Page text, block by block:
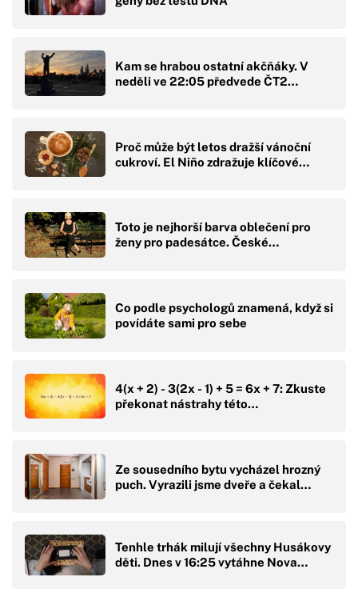
Kam se hrabou ostatní akčňáky. V
neděli ve 22:05 předvede ČT2…
Proč může být letos dražší vánoční
cukroví. El Niño zdražuje klíčové…
Toto je nejhorší barva oblečení pro
ženy pro padesátce. České…
Co podle psychologů znamená, když si
povídáte sami pro sebe
4(x + 2) - 3(2x - 1) + 5 = 6x + 7: Zkuste
překonat nástrahy této…
Ze sousedního bytu vycházel hrozný
puch. Vyrazili jsme dveře a čekal…
Tenhle trhák milují všechny Husákovy
děti. Dnes v 16:25 vytáhne Nova…